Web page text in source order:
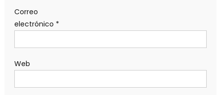
Correo
electrónico *
Web